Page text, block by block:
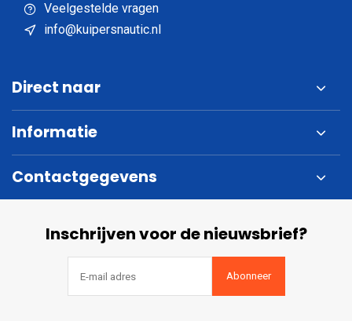
Veelgestelde vragen
info@kuipersnautic.nl
Direct naar
Informatie
Contactgegevens
Inschrijven voor de nieuwsbrief?
Abonneer